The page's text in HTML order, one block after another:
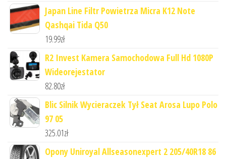
Japan Line Filtr Powietrza Micra K12 Note
Qashqai Tida Q50
19.99zł
R2 Invest Kamera Samochodowa Full Hd 1080P
Wideorejestator
82.80zł
Blic Silnik Wycieraczek Tył Seat Arosa Lupo Polo
97 05
325.01zł
Opony Uniroyal Allseasonexpert 2 205/40R18 86